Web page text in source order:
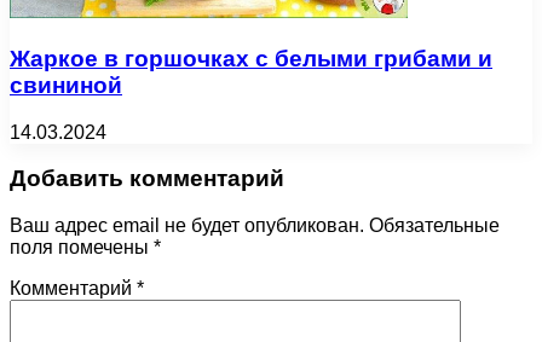
Жаркое в горшочках с белыми грибами и
свининой
14.03.2024
Добавить комментарий
Ваш адрес email не будет опубликован. Обязательные
поля помечены *
Комментарий *